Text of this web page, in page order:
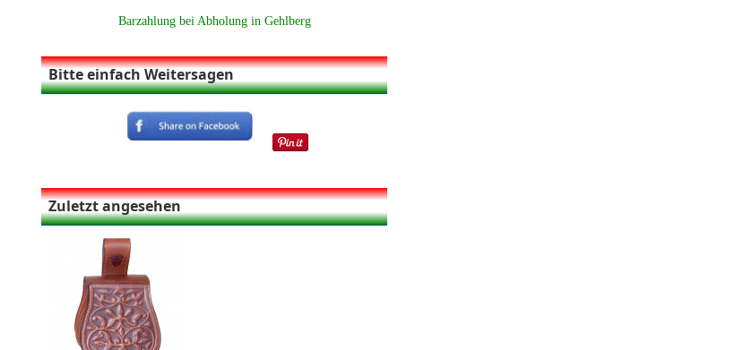
Barzahlung bei Abholung in Gehlberg
Bitte einfach Weitersagen
Zuletzt angesehen